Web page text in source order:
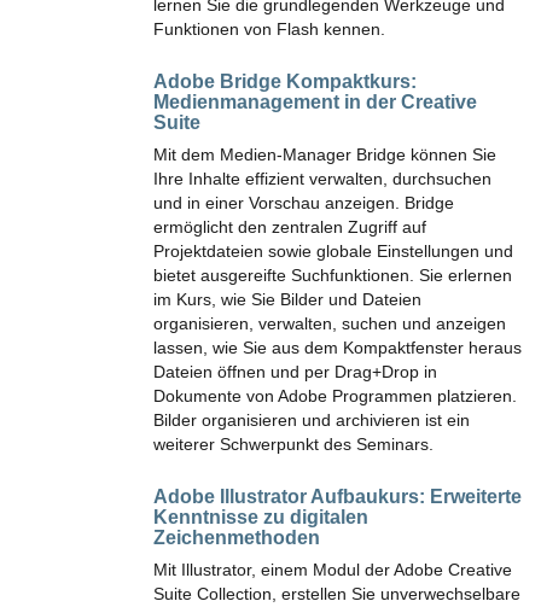
lernen Sie die grundlegenden Werkzeuge und
Funktionen von Flash kennen.
Adobe Bridge Kompaktkurs:
Medienmanagement in der Creative
Suite
Mit dem Medien-Manager Bridge können Sie
Ihre Inhalte effizient verwalten, durchsuchen
und in einer Vorschau anzeigen. Bridge
ermöglicht den zentralen Zugriff auf
Projektdateien sowie globale Einstellungen und
bietet ausgereifte Suchfunktionen. Sie erlernen
im Kurs, wie Sie Bilder und Dateien
organisieren, verwalten, suchen und anzeigen
lassen, wie Sie aus dem Kompaktfenster heraus
Dateien öffnen und per Drag+Drop in
Dokumente von Adobe Programmen platzieren.
Bilder organisieren und archivieren ist ein
weiterer Schwerpunkt des Seminars.
Adobe Illustrator Aufbaukurs: Erweiterte
Kenntnisse zu digitalen
Zeichenmethoden
Mit Illustrator, einem Modul der Adobe Creative
Suite Collection, erstellen Sie unverwechselbare